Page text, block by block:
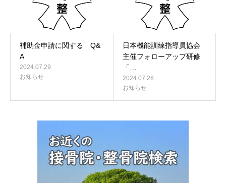
補助金申請に関する Q&
A
2024.07.29
お知らせ
日本機能訓練指導員協会
主催フォローアップ研修
「…
2024.07.26
お知らせ